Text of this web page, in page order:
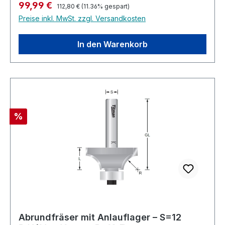
Verkaufspreis:
99,99 € Regulärer Preis:
112,80 € (11.36% gespart)
Preise inkl. MwSt. zzgl. Versandkosten
In den Warenkorb
Rabatt
%
Abrundfräser mit Anlauflager – S=12